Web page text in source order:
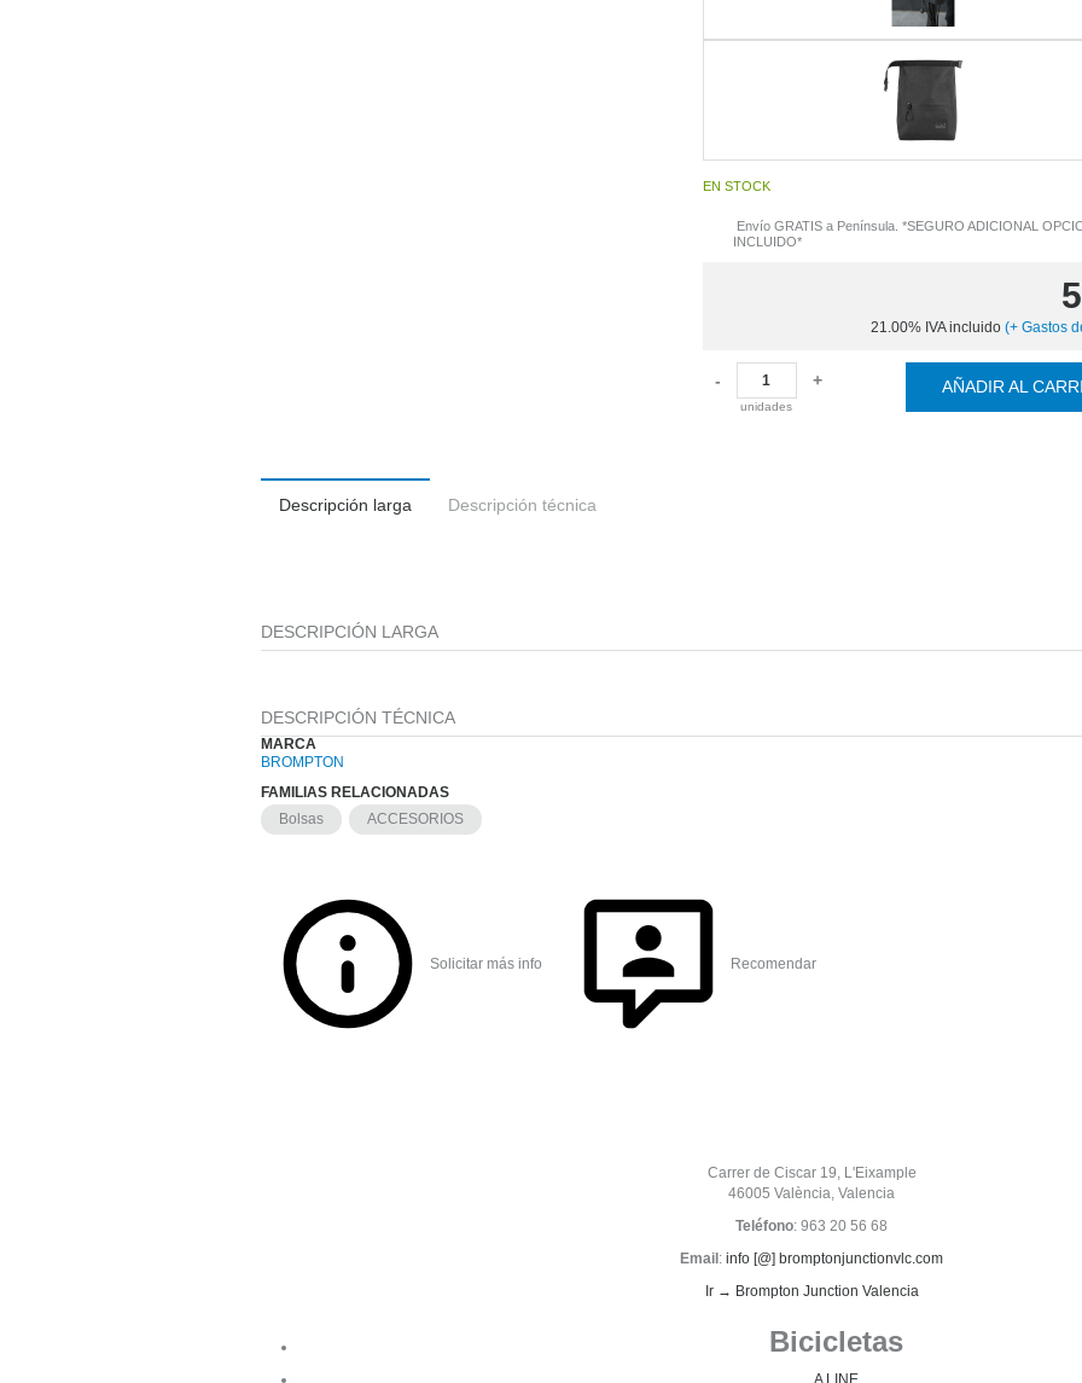
EN STOCK
Envío GRATIS a Península. *SEGURO ADICIONAL
INCLUIDO*
21.00% IVA incluido (+ Gastos
-
unidades
+ AÑADIR AL
Descripción larga Descripción técnica
DESCRIPCIÓN LARGA
DESCRIPCIÓN TÉCNICA
MARCA
BROMPTON
FAMILIAS RELACIONADAS
Bolsas
ACCESORIOS
Solicitar más info Recomendar
Carrer de Ciscar 19, L'Eixample
46005 València, Valencia
Teléfono: 963 20 56 68
Email : info [@] bromptonjunctionvlc.com
Ir → Brompton Junction Valencia
Bicicletas
A LINE